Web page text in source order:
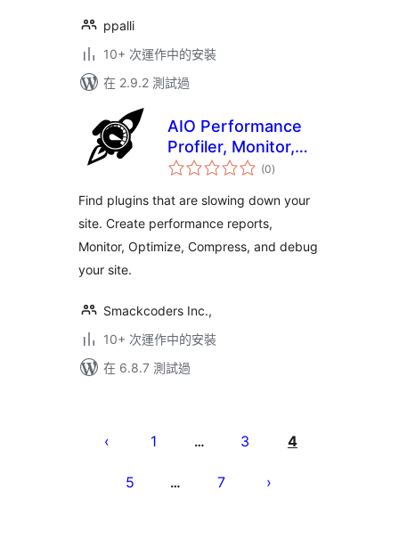
ppalli
10+ 次運作中的安裝
在 2.9.2 測試過
AIO Performance
Profiler, Monitor,
Optimize,
(0總
評)
Find plugins that are slowing down your
site. Create performance reports,
Monitor, Optimize, Compress, and debug
your site.
Smackcoders Inc.,
10+ 次運作中的安裝
在 6.8.7 測試過
pagination
1 … 3 4
5 … 7